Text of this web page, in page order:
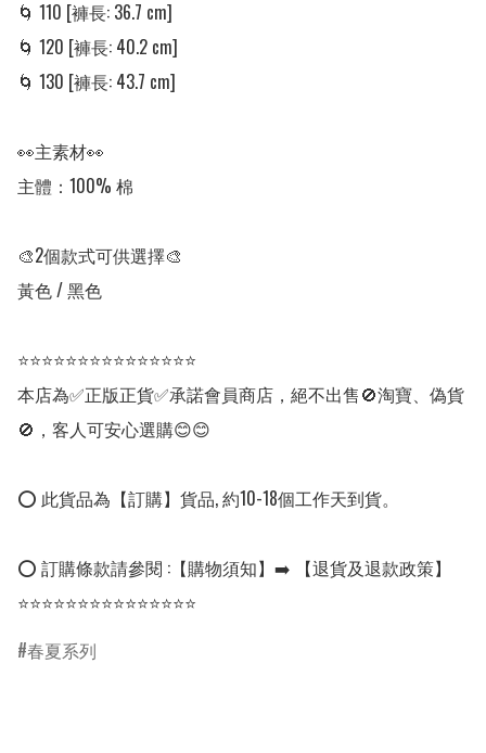
🌀 110 [褲長: 36.7 cm]
🌀 120 [褲長: 40.2 cm]
🌀 130 [褲長: 43.7 cm]
👀主素材👀
主體：100% 棉
🎨2個款式可供選擇🎨
黃色 / 黑色
⭐⭐⭐⭐⭐⭐⭐⭐⭐⭐⭐⭐⭐⭐⭐
本店為✅正版正貨✅承諾會員商店，絕不出售🚫淘寶、偽貨
🚫，客人可安心選購😊😊
⭕ 此貨品為【訂購】貨品, 約10-18個工作天到貨。
⭕ 訂購條款請參閱 :【購物須知】➡️ 【退貨及退款政策】
⭐⭐⭐⭐⭐⭐⭐⭐⭐⭐⭐⭐⭐⭐⭐
春夏系列